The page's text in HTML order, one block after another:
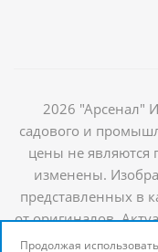
2026 "Арсенал"
садового и
цены не являются
изменены.
представленных в
от оригиналов.
наличии
Продолжая